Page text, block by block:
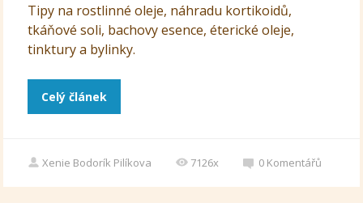
Tipy na rostlinné oleje, náhradu kortikoidů,
tkáňové soli, bachovy esence, éterické oleje,
tinktury a bylinky.
Celý článek
Xenie Bodorík Pilíkova 7126x 0 Komentářů